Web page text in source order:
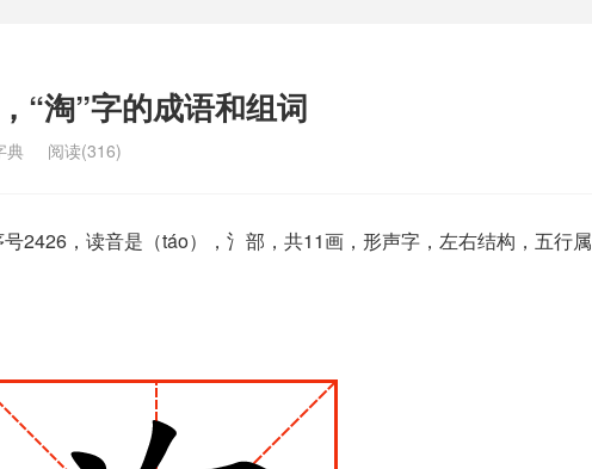
“淘”字的成语和组词
典 阅读(316)
2426，读音是（táo），氵部，共11画，形声字，左右结构，五行属